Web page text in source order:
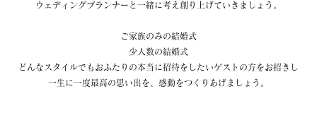
ウェディングプランナーと一緒に考え創り上げていきましょう。
ご家族のみの結婚式
少人数の結婚式
どんなスタイルでもおふたりの本当に招待をしたいゲストの方をお招きし
一生に一度最高の思い出を、感動をつくりあげましょう。